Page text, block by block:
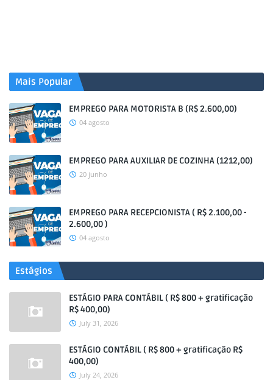
Mais Popular
EMPREGO PARA MOTORISTA B (R$ 2.600,00)
04 agosto
EMPREGO PARA AUXILIAR DE COZINHA (1212,00)
20 junho
EMPREGO PARA RECEPCIONISTA ( R$ 2.100,00 -
2.600,00 )
04 agosto
Estágios
ESTÁGIO PARA CONTÁBIL ( R$ 800 + gratificação
R$ 400,00)
July 31, 2026
ESTÁGIO CONTÁBIL ( R$ 800 + gratificação R$
400,00)
July 24, 2026